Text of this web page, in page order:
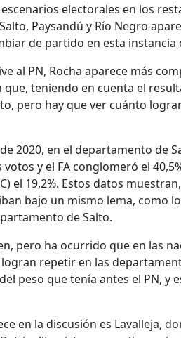
electorales en los
Paysandú y Río Negro
de partido en esta instancia
al PN, Rocha aparece más
teniendo en cuenta el
pero hay que ver cuánto
2020, en el departamento de
y el FA conglomeró el
el 19,2%. Estos datos
bajo un mismo lema, como
de Salto.
pero ha ocurrido que en las
repetir en las
peso que tenía antes el PN, y
en la discusión es Lavalleja,